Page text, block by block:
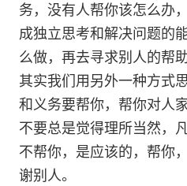
务，没有人帮你该怎么办
成独立思考和解决问题的
么做，再去寻求别人的帮
其实我们用另外一种方式
和义务要帮你，帮你对人
不要总是觉得理所当然，
不帮你，是应该的，帮你
谢别人。